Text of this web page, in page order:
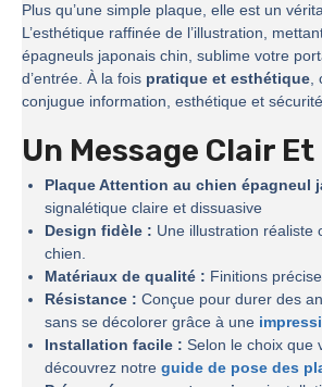
Plus qu’une simple plaque, elle est un
L’esthétique raffinée de l’illustration,
épagneuls japonais chin, sublime votre
d’entrée. À la fois pratique et esthétique,
conjugue information, esthétique et
Un Message Clair
Plaque Attention au chien épagneul
signalétique claire et dissuasive
Design fidèle : Une illustration réaliste
chien.
Matériaux de qualité : Finitions
Résistance : Conçue pour durer des
sans se décolorer grâce à une
Installation facile : Selon le choix que
découvrez notre guide de pose des